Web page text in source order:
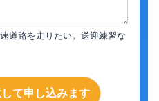
道路を走りたい。送迎練習な
て申し込みます